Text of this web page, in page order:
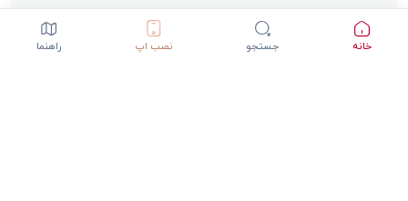
خانه جستجو نصب اپ راهنما